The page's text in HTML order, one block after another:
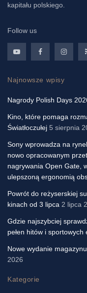
kapitału polskiego.
Follow us
Najnowsze wpisy
Nagrody Polish Days
Kino, które pomaga
Światłoczułej 5 sierpnia
Sony wprowadza na
nowo opracowanym
nagrywania Open Gate,
ulepszoną ergonomią
Powrót do reżyserskiej
kinach od 3 lipca 2 lipca
Gdzie najszybciej
pełen hitów i sportowych
Nowe wydanie
2026
Kategorie